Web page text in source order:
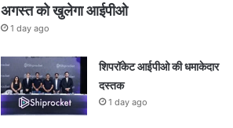
अगस्त को खुलेगा आईपीओ
1 day ago
शिपरॉकेट आईपीओ की धमाकेदार
दस्तक
1 day ago